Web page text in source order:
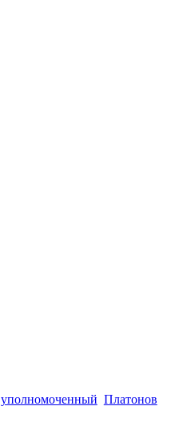
уполномоченный Платонов